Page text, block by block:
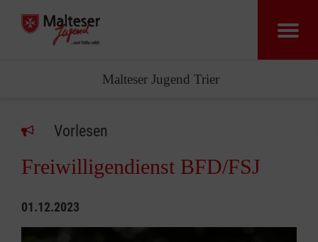
Malteser Jugend Trier
Vorlesen
Freiwilligendienst BFD/FSJ
01.12.2023